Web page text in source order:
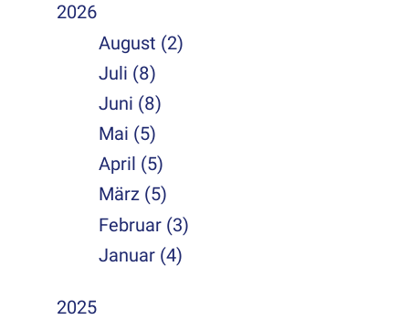
2026
August (2)
Juli (8)
Juni (8)
Mai (5)
April (5)
März (5)
Februar (3)
Januar (4)
2025